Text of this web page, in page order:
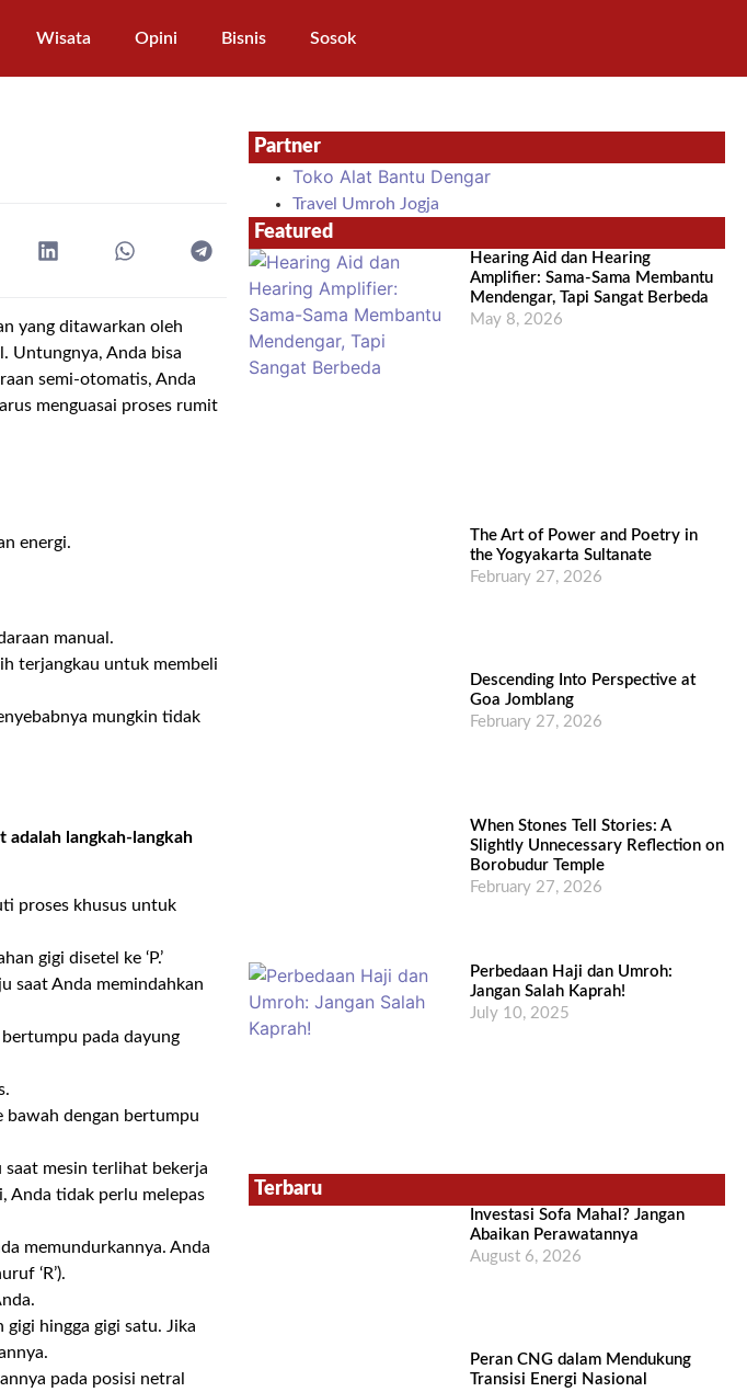
Wisata Opini Bisnis Sosok
yang ditawarkan oleh
Untungnya, Anda bisa
semi-otomatis, Anda
menguasai proses rumit
energi.
manual.
terjangkau untuk membeli
mungkin tidak
adalah langkah-langkah
proses khusus untuk
gigi disetel ke ‘P.’
saat Anda memindahkan
pada dayung
bawah dengan bertumpu
saat mesin terlihat bekerja
Anda tidak perlu melepas
memundurkannya. Anda
‘R’).
hingga gigi satu. Jika
pada posisi netral
Partner
Toko Alat Bantu Dengar
Travel Umroh Jogja
Featured
Hearing Aid dan Hearing
Amplifier: Sama-Sama Membantu
Mendengar, Tapi Sangat Berbeda
May 8, 2026
The Art of Power and Poetry in
the Yogyakarta Sultanate
February 27, 2026
Descending Into Perspective at
Goa Jomblang
February 27, 2026
When Stones Tell Stories: A
Slightly Unnecessary Reflection on
Borobudur Temple
February 27, 2026
Perbedaan Haji dan Umroh:
Jangan Salah Kaprah!
July 10, 2025
Terbaru
Investasi Sofa Mahal? Jangan
Abaikan Perawatannya
August 6, 2026
Peran CNG dalam Mendukung
Transisi Energi Nasional